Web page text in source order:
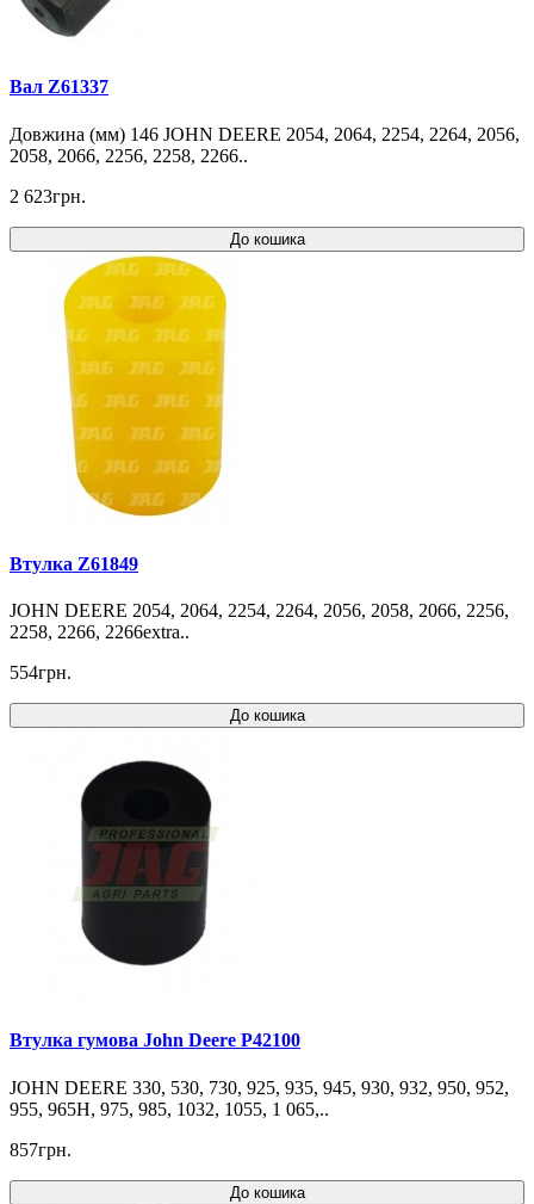
Вал Z61337
Довжина (мм) 146 JOHN DEERE 2054, 2064, 2254, 2264, 2056,
2058, 2066, 2256, 2258, 2266..
2 623грн.
До кошика
Втулка Z61849
JOHN DEERE 2054, 2064, 2254, 2264, 2056, 2058, 2066, 2256,
2258, 2266, 2266extra..
554грн.
До кошика
Втулка гумова John Deere P42100
JOHN DEERE 330, 530, 730, 925, 935, 945, 930, 932, 950, 952,
955, 965H, 975, 985, 1032, 1055, 1 065,..
857грн.
До кошика